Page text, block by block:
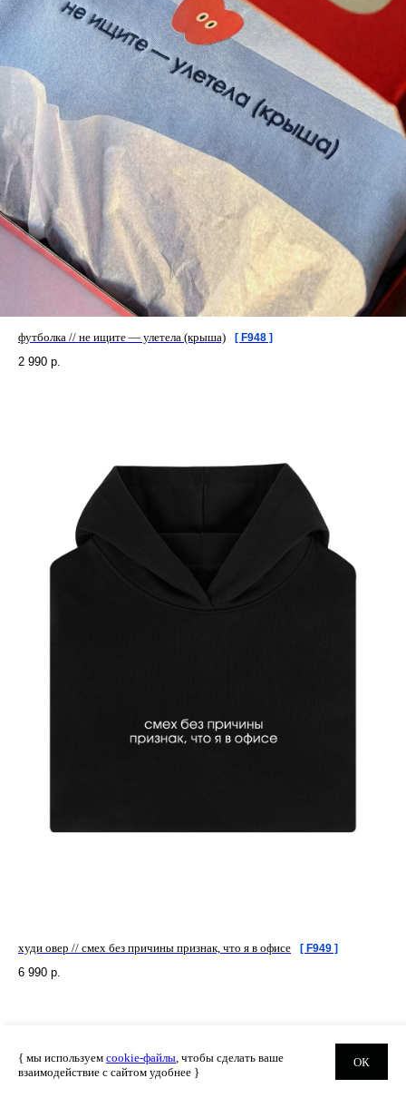
{ мы используем cookie-файлы, чтобы сделать ваше
взаимодействие с сайтом удобнее }
ОК
футболка // не ищите — улетела (крыша) [ F948 ]
2 990 р.
худи овер // смех без причины признак, что я в офисе [ F949 ]
6 990 р.